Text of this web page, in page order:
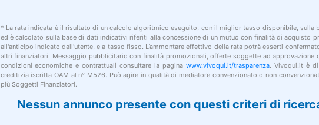
Nessun annunco presente con questi criteri di
* La rata indicata è il risultato di un calcolo algoritmico eseguito, con il miglior tasso disponibile, sulla
ed è calcolato sulla base di dati indicativi riferiti alla concessione di un mutuo con finalità di acquisto
all'anticipo indicato dall'utente, e a tasso fisso. L’ammontare effettivo della rata potrà esserti
altri finanziatori. Messaggio pubblicitario con finalità promozionali, offerte soggette ad approvazione
condizioni economiche e contrattuali consultare la paginawww.vivoqui.it/trasparenza. Vivoqui.it è
creditizia iscritta OAM al n° M526. Può agire in qualità di mediatore convenzionato o non
più Soggetti Finanziatori.